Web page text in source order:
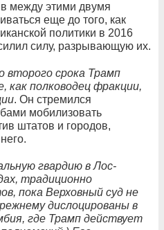
между этими двумя
еще до того, как
политики в 2016
силу, разрывающую их.
второго срока Трамп
как полководец фракции,
. Он стремился
мобилизовать
штатов и городов,
гвардию в Лос-
традиционно
пока Верховный суд не
дислоцированы в
где Трамп действует